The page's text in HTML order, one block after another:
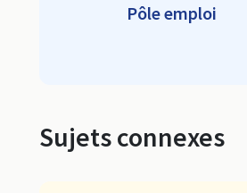
Pôle emploi
Sujets connexes